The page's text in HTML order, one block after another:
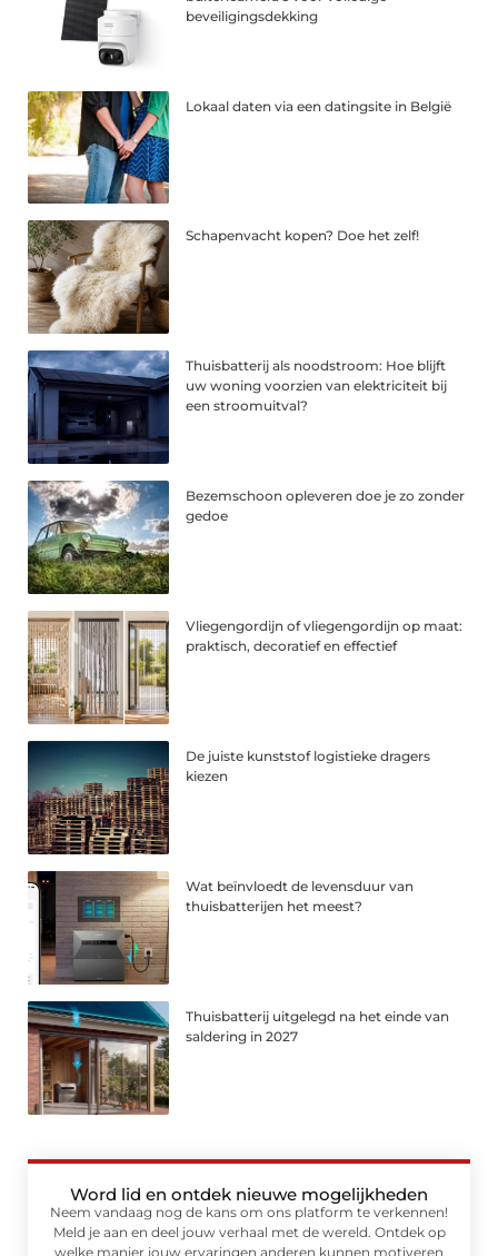
beveiligingsdekking
Lokaal daten via een datingsite in België
Schapenvacht kopen? Doe het zelf!
Thuisbatterij als noodstroom: Hoe blijft
uw woning voorzien van elektriciteit bij
een stroomuitval?
Bezemschoon opleveren doe je zo zonder
gedoe
Vliegengordijn of vliegengordijn op maat:
praktisch, decoratief en effectief
De juiste kunststof logistieke dragers
kiezen
Wat beïnvloedt de levensduur van
thuisbatterijen het meest?
Thuisbatterij uitgelegd na het einde van
saldering in 2027
Word lid en ontdek nieuwe mogelijkheden
Neem vandaag nog de kans om ons platform te verkennen!
Meld je aan en deel jouw verhaal met de wereld. Ontdek op
welke manier jouw ervaringen anderen kunnen motiveren